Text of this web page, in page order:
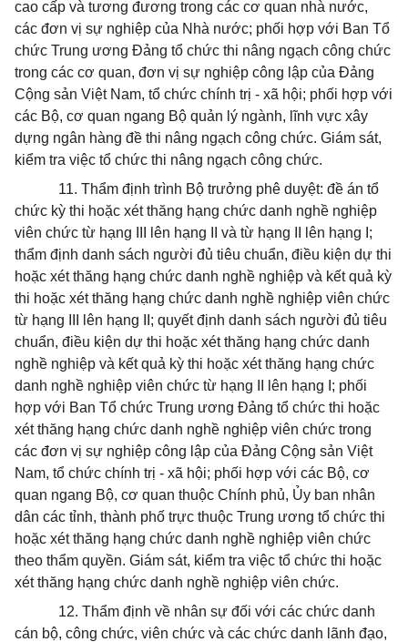
cao cấp và tương đương trong các cơ quan nhà nước,
các đơn vị sự nghiệp của Nhà nước; phối hợp với Ban Tổ
chức Trung ương Đảng tổ chức thi nâng ngạch công chức
trong các cơ quan, đơn vị sự nghiệp công lập của Đảng
Cộng sản Việt Nam, tổ chức chính trị - xã hội; phối hợp với
các Bộ, cơ quan ngang Bộ quản lý ngành, lĩnh vực xây
dựng ngân hàng đề thi nâng ngạch công chức. Giám sát,
kiểm tra việc tổ chức thi nâng ngạch công chức.
11. Thẩm định trình Bộ trưởng phê duyệt: đề án tổ
chức kỳ thi hoặc xét thăng hạng chức danh nghề nghiệp
viên chức từ hạng III lên hạng II và từ hạng II lên hạng I;
thẩm định danh sách người đủ tiêu chuẩn, điều kiện dự thi
hoặc xét thăng hạng chức danh nghề nghiệp và kết quả kỳ
thi hoặc xét thăng hạng chức danh nghề nghiệp viên chức
từ hạng III lên hạng II; quyết định danh sách người đủ tiêu
chuẩn, điều kiện dự thi hoặc xét thăng hạng chức danh
nghề nghiệp và kết quả kỳ thi hoặc xét thăng hạng chức
danh nghề nghiệp viên chức từ hạng II lên hạng I; phối
hợp với Ban Tổ chức Trung ương Đảng tổ chức thi hoặc
xét thăng hạng chức danh nghề nghiệp viên chức trong
các đơn vị sự nghiệp công lập của Đảng Cộng sản Việt
Nam, tổ chức chính trị - xã hội; phối hợp với các Bộ, cơ
quan ngang Bộ, cơ quan thuộc Chính phủ, Ủy ban nhân
dân các tỉnh, thành phố trực thuộc Trung ương tổ chức thi
hoặc xét thăng hạng chức danh nghề nghiệp viên chức
theo thẩm quyền. Giám sát, kiểm tra việc tổ chức thi hoặc
xét thăng hạng chức danh nghề nghiệp viên chức.
12. Thẩm định về nhân sự đối với các chức danh
cán bộ, công chức, viên chức và các chức danh lãnh đạo,